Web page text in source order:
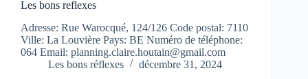
Les bons reflexes
Adresse: Rue Warocqué, 124/126 Code postal: 7110
Ville: La Louvière Pays: BE Numéro de téléphone:
064 Email: planning.claire.houtain@gmail.com
Les bons réflexes
décembre 31, 2024